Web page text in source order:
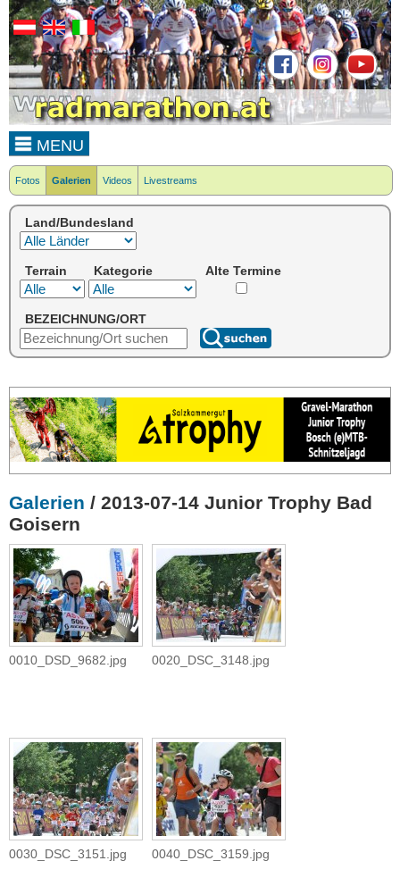
MENU
Fotos Galerien Videos Livestreams
Land/Bundesland
Terrain Kategorie Alte Termine
BEZEICHNUNG/ORT
Galerien / 2013-07-14 Junior Trophy Bad
Goisern
0010_DSD_9682.jpg 0020_DSC_3148.jpg
0030_DSC_3151.jpg 0040_DSC_3159.jpg